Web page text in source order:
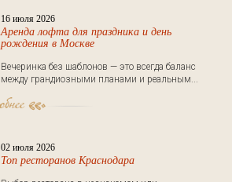
16 июля 2026
Аренда лофта для праздника и день
рождения в Москве
Вечеринка без шаблонов — это всегда баланс
между грандиозными планами и реальным...
02 июля 2026
Топ ресторанов Краснодара